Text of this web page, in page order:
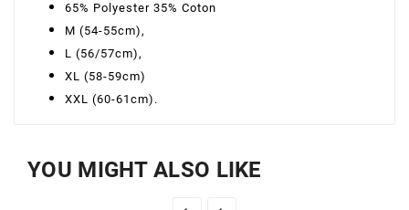
65% Polyester 35% Coton
M (54-55cm),
L (56/57cm),
XL (58-59cm)
XXL (60-61cm).
YOU MIGHT ALSO LIKE